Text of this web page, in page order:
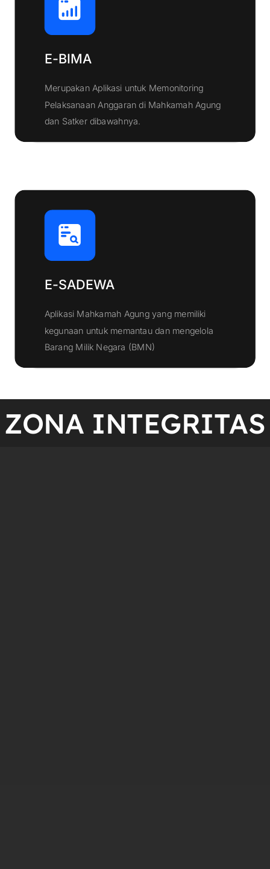
E-BIMA
Merupakan Aplikasi untuk Memonitoring
Pelaksanaan Anggaran di Mahkamah Agung
dan Satker dibawahnya.
Klik Disini
E-SADEWA
Aplikasi Mahkamah Agung yang memiliki
kegunaan untuk memantau dan mengelola
Barang Milik Negara (BMN)
Klik Disini
ZONA INTEGRITAS